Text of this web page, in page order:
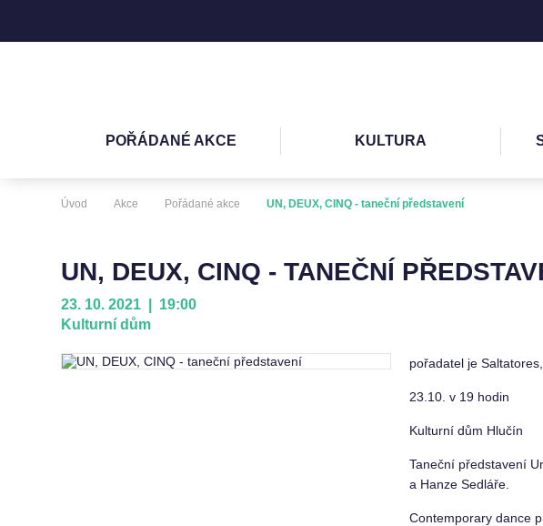
POŘÁDANÉ AKCE KULTURA
Úvod Akce Pořádané akce UN, DEUX, CINQ - taneční představení
UN, DEUX, CINQ - TANEČNÍ
23. 10. 2021 | 19:00
Kulturní dům
pořadatel je Saltatores,
23.10. v 19 hodin
Kulturní dům Hlučín
Taneční představení
a Hanze Sedláře.
Contemporary dance